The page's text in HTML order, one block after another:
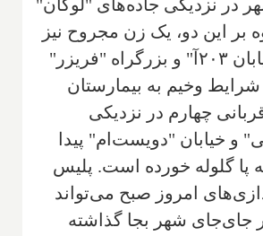
در نزدیکی جاده‌های "لوگان"
بر این دو، یک زن مجروح نیز
در نزدیکی "خیابان ۲۰۳آ" و بزرگراه "فریزر"
وخیم به بیمارستان
چهارم در نزدیکی
و خیابان "دویست‌ام" پیدا
پا گلوله خورده است. پلیس
امروز صبح می‌تواند
جای‌جای شهر بجا گذاشته